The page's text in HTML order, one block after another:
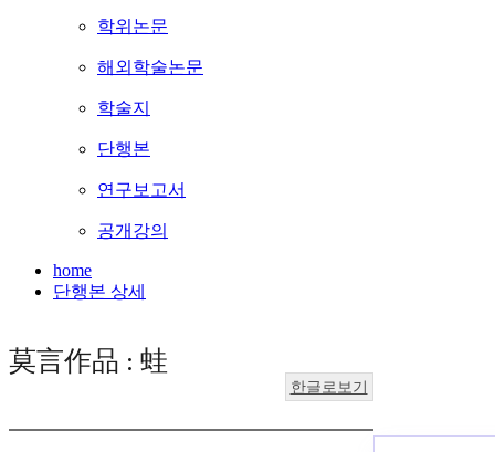
학위논문
해외학술논문
학술지
단행본
연구보고서
공개강의
home
단행본 상세
莫言作品 : 蛙
한글로보기